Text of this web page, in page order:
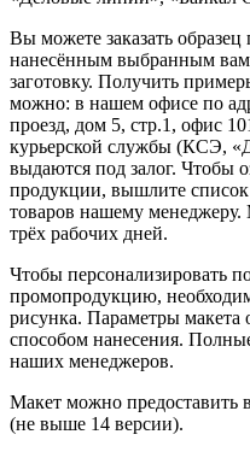
Вы можете заказать
нанесённым выбранным
заготовку. Получить
можно: в нашем офисе по
проезд, дом 5, стр.1, офис
курьерской службы (КСЭ,
выдаются под залог. Чтобы
продукции, вышлите
товаров нашему менеджеру.
трёх рабочих дней.
Чтобы персонализировать
промопродукцию,
рисунка. Параметры
способом нанесения.
наших менеджеров.
Макет можно предоставить
(не выше 14 версии).